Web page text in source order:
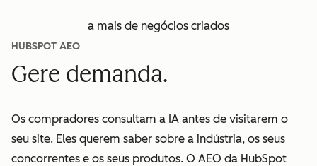
a mais de negócios criados
HUBSPOT AEO
Gere demanda.
Os compradores consultam a IA antes de visitarem o
seu site. Eles querem saber sobre a indústria, os seus
concorrentes e os seus produtos. O AEO da HubSpot